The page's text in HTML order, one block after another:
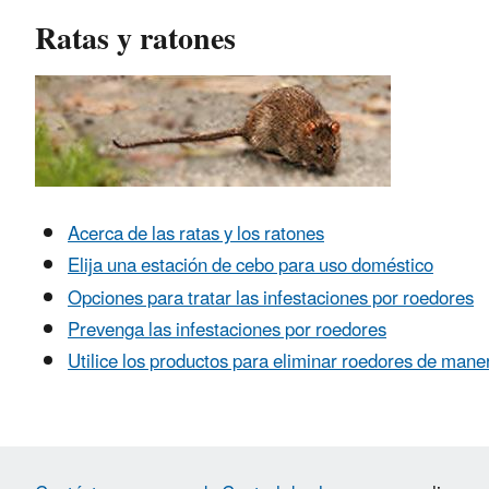
Ratas y ratones
Acerca de las ratas y los ratones
Elija una estación de cebo para uso doméstico
Opciones para tratar las infestaciones por roedores
Prevenga las infestaciones por roedores
Utilice los productos para eliminar roedores de